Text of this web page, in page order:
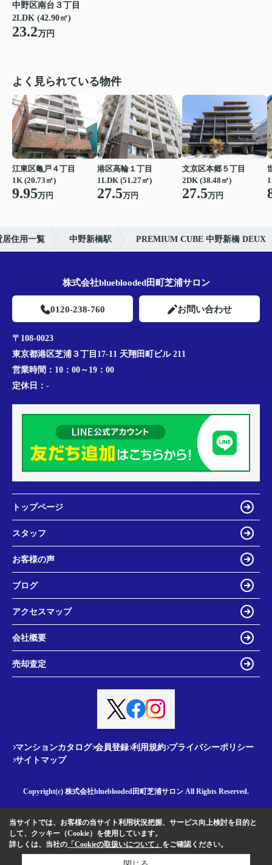
中野区南台３丁目
2LDK (42.90㎡)
23.2万円
よく見られている物件
江東区亀戸４丁目
1K (20.73㎡)
9.95万円
港区高輪１丁目
1LDK (51.27㎡)
27.5万円
文京区本郷５丁目
2DK (38.48㎡)
27.5万円
居住用一覧 中野新橋駅 PREMIUM CUBE 中野新橋 DEUX
株式会社blueblooded田町芝浦サロン
0120-238-760 お問い合わせ
〒108-0023
東京都港区芝浦３丁目17-11 天翔田町ビル 211
営業時間： 10：00～19：00
定休日： -
トップページ
スタッフ
お客様の声
ブログ
アクセスマップ
会社概要
売却査定
マンションカタログ 会員登録 利用規約 プライバシーポリシー
サイトマップ
Copyright(c) 株式会社blueblooded田町芝浦サロン All Rights Reserved.
当サイトでは、お客様の当サイト利用状況把握、サービス向上検討を目的と
して、クッキー（Cookie）を使用しています。
詳しくは、当社の 「Cookieの取扱いについて」 をご確認ください。